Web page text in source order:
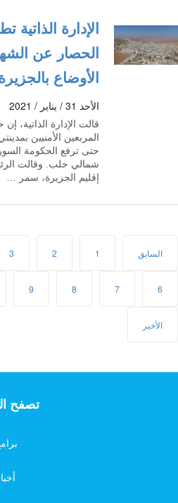
الإدارة
الحصار عن
الأوضاع
الأحد 31 / يناير / 2021
قالت الإدارة الذاتية،
المربعين الأمنيين
حتى ترفع الحكومة
شمالي حلب. وقالت
إقليم الجزيرة، سمر …
السابق 1
2
3
6
7
8
9
الأخير
تصفح